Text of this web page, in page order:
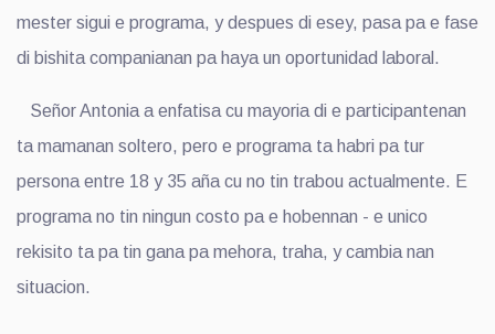
mester sigui e programa, y despues di esey, pasa pa e fase
di bishita companianan pa haya un oportunidad laboral.
Señor Antonia a enfatisa cu mayoria di e participantenan
ta mamanan soltero, pero e programa ta habri pa tur
persona entre 18 y 35 aña cu no tin trabou actualmente. E
programa no tin ningun costo pa e hobennan - e unico
rekisito ta pa tin gana pa mehora, traha, y cambia nan
situacion.